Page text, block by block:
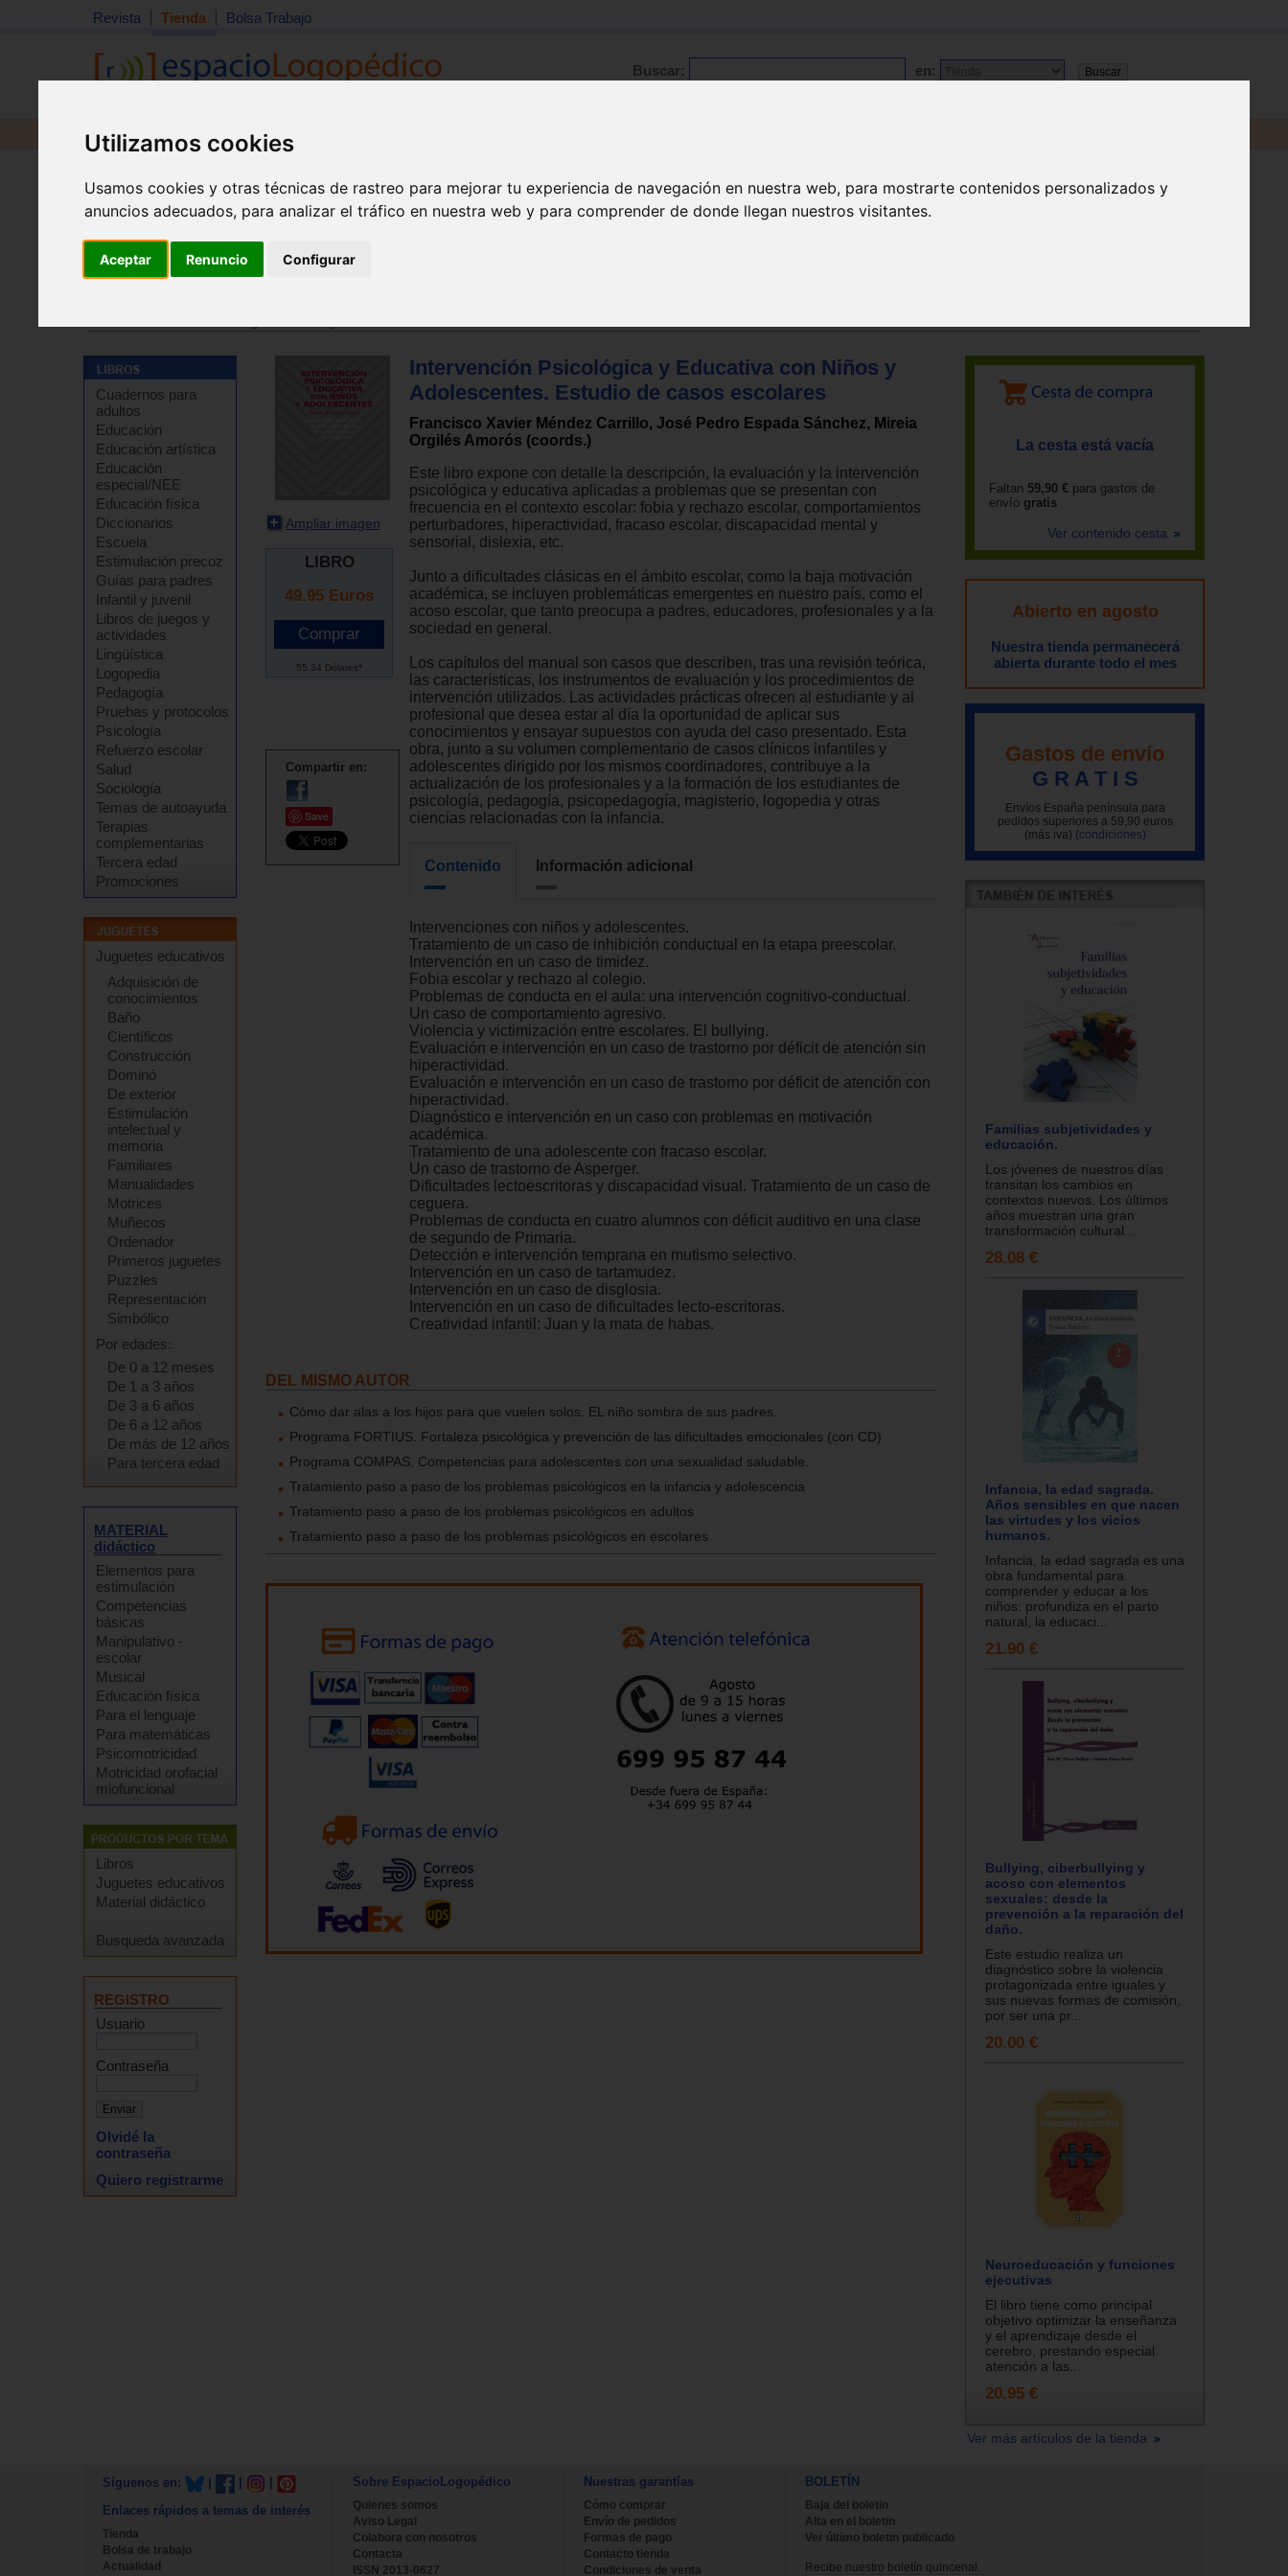
Utilizamos cookies
Usamos cookies y otras técnicas de rastreo para mejorar tu experiencia de navegación en nuestra web, para mostrarte contenidos personalizados y
anuncios adecuados, para analizar el tráfico en nuestra web y para comprender de donde llegan nuestros visitantes.
Aceptar Renuncio Configurar
Revista Tienda Bolsa Trabajo
Buscar: en:
Revista Libros Material
Cuadernos para
adultos
Educación
Educación artística
Educación
especial/NEE
Educación física
Diccionarios
Escuela
Estimulación precoz
Guías para padres
Infantil y juvenil
Libros de juegos y
actividades
Lingüística
Logopedia
Pedagogía
Pruebas y protocolos
Psicología
Refuerzo escolar
Salud
Sociología
Temas de autoayuda
Terapias
complementarias
Tercera edad
Promociones
Juguetes educativos
Adquisición de
conocimientos
Baño
Científicos
Construcción
Dominó
De exterior
Estimulación
intelectual y
memoria
Familiares
Manualidades
Motrices
Muñecos
Ordenador
Primeros juguetes
Puzzles
Representación
Simbólico
Por edades:
De 0 a 12 meses
De 1 a 3 años
De 3 a 6 años
De 6 a 12 años
De más de 12 años
Para tercera edad
MATERIAL
didáctico
Elementos para
estimulación
Competencias
básicas
Manipulativo -
escolar
Musical
Educación física
Para el lenguaje
Para matemáticas
Psicomotricidad
Motricidad orofacial
miofuncional
Libros
Juguetes educativos
Material didáctico
Busqueda avanzada
REGISTRO
Usuario
Contraseña
Olvidé la
contraseña
Quiero registrarme
Ampliar imagen
LIBRO
49.95 Euros
55.34 Dólares*
Compartir en:
Save
Intervención Psicológica y Educativa con Niños y
Adolescentes. Estudio de casos escolares
Francisco Xavier Méndez Carrillo, José Pedro Espada Sánchez, Mireia
Orgilés Amorós (coords.)
Este libro expone con detalle la descripción, la evaluación y la intervención
psicológica y educativa aplicadas a problemas que se presentan con
frecuencia en el contexto escolar: fobia y rechazo escolar, comportamientos
perturbadores, hiperactividad, fracaso escolar, discapacidad mental y
sensorial, dislexia, etc.
Junto a dificultades clásicas en el ámbito escolar, como la baja motivación
académica, se incluyen problemáticas emergentes en nuestro país, como el
acoso escolar, que tanto preocupa a padres, educadores, profesionales y a la
sociedad en general.
Los capítulos del manual son casos que describen, tras una revisión teórica,
las características, los instrumentos de evaluación y los procedimientos de
intervención utilizados. Las actividades prácticas ofrecen al estudiante y al
profesional que desea estar al día la oportunidad de aplicar sus
conocimientos y ensayar supuestos con ayuda del caso presentado. Esta
obra, junto a su volumen complementario de casos clínicos infantiles y
adolescentes dirigido por los mismos coordinadores, contribuye a la
actualización de los profesionales y a la formación de los estudiantes de
psicología, pedagogía, psicopedagogía, magisterio, logopedia y otras
ciencias relacionadas con la infancia.
Contenido Información adicional
Intervenciones con niños y adolescentes.
Tratamiento de un caso de inhibición conductual en la etapa preescolar.
Intervención en un caso de timidez.
Fobia escolar y rechazo al colegio.
Problemas de conducta en el aula: una intervención cognitivo-conductual.
Un caso de comportamiento agresivo.
Violencia y victimización entre escolares. El bullying.
Evaluación e intervención en un caso de trastorno por déficit de atención sin
hiperactividad.
Evaluación e intervención en un caso de trastorno por déficit de atención con
hiperactividad.
Diagnóstico e intervención en un caso con problemas en motivación
académica.
Tratamiento de una adolescente con fracaso escolar.
Un caso de trastorno de Asperger.
Dificultades lectoescritoras y discapacidad visual. Tratamiento de un caso de
ceguera.
Problemas de conducta en cuatro alumnos con déficit auditivo en una clase
de segundo de Primaria.
Detección e intervención temprana en mutismo selectivo.
Intervención en un caso de tartamudez.
Intervención en un caso de disglosia.
Intervención en un caso de dificultades lecto-escritoras.
Creatividad infantil: Juan y la mata de habas.
DEL MISMO AUTOR
Cómo dar alas a los hijos para que vuelen solos. EL niño sombra de sus padres.
Programa FORTIUS. Fortaleza psicológica y prevención de las dificultades emocionales (con CD)
Programa COMPAS. Competencias para adolescentes con una sexualidad saludable.
Tratamiento paso a paso de los problemas psicológicos en la infancia y adolescencia
Tratamiento paso a paso de los problemas psicológicos en adultos
Tratamiento paso a paso de los problemas psicológicos en escolares
La cesta está vacía
Faltan 59,90 € para gastos de
envío gratis
Ver contenido cesta
Abierto en agosto
Nuestra tienda permanecerá
abierta durante todo el mes
Gastos de envío
G R A T I S
Envíos España península para
pedidos superiores a 59,90 euros
(más iva) (condiciones)
Familias subjetividades y
educación.
Los jóvenes de nuestros días
transitan los cambios en
contextos nuevos. Los últimos
años muestran una gran
transformación cultural...
28.08 €
Infancia, la edad sagrada.
Años sensibles en que nacen
las virtudes y los vicios
humanos.
Infancia, la edad sagrada es una
obra fundamental para
comprender y educar a los
niños: profundiza en el parto
natural, la educaci...
21.90 €
Bullying, ciberbullying y
acoso con elementos
sexuales: desde la
prevención a la reparación del
daño.
Este estudio realiza un
diagnóstico sobre la violencia
protagonizada entre iguales y
sus nuevas formas de comisión,
por ser una pr...
20.00 €
Neuroeducación y funciones
ejecutivas
El libro tiene como principal
objetivo optimizar la enseñanza
y el aprendizaje desde el
cerebro, prestando especial
atención a las...
20.95 €
Ver más artículos de la tienda
Síguenos en:
Enlaces rápidos a temas de interés
Tienda
Bolsa de trabajo
Actualidad
Sobre EspacioLogopédico
Quienes somos
Aviso Legal
Colabora con nosotros
Contacta
ISSN 2013-0627
Nuestras garantías
Cómo comprar
Envío de pedidos
Formas de pago
Contacto tienda
Condiciones de venta
BOLETÍN
Baja del boletin
Alta en el boletin
Ver último boletin publicado
Recibe nuestro boletín quincenal.